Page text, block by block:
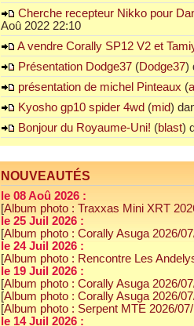
Cherche recepteur Nikko pour
Aoû 2022 22:10
A vendre Corally SP12 V2 et
Présentation Dodge37 (Dodge37)
présentation de michel Pinteaux (
Kyosho gp10 spider 4wd (mid)
Bonjour du Royaume-Uni! (blast)
NOUVEAUTÉS
le 08 Aoû 2026 :
[Album photo : Traxxas Mini XRT
le 25 Juil 2026 :
[Album photo : Corally Asuga 2026/
le 24 Juil 2026 :
[Album photo : Rencontre Les
le 19 Juil 2026 :
[Album photo : Corally Asuga 2026/
[Album photo : Corally Asuga 2026/
[Album photo : Serpent MTE 2026/
le 14 Juil 2026 :